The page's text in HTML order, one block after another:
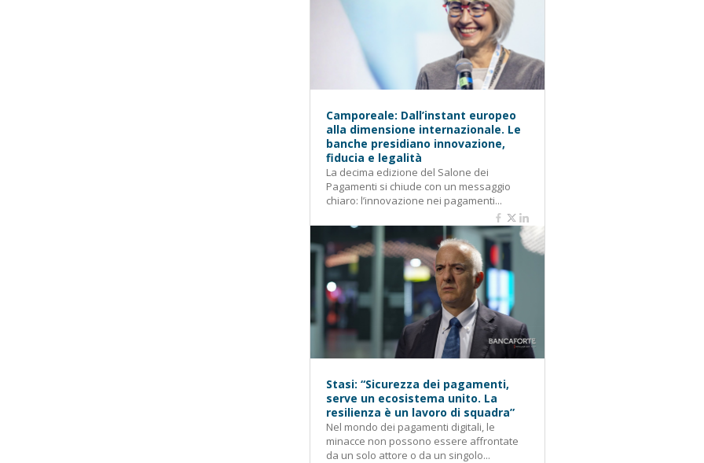
Camporeale: Dall’instant europeo
alla dimensione internazionale. Le
banche presidiano innovazione,
fiducia e legalità
La decima edizione del Salone dei
Pagamenti si chiude con un messaggio
chiaro: l’innovazione nei pagamenti...
Stasi: “Sicurezza dei pagamenti,
serve un ecosistema unito. La
resilienza è un lavoro di squadra”
Nel mondo dei pagamenti digitali, le
minacce non possono essere affrontate
da un solo attore o da un singolo...